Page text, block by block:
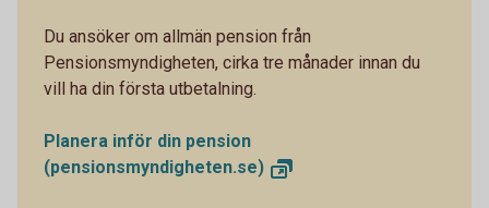
Du ansöker om allmän pension från
Pensionsmyndigheten, cirka tre månader innan du
vill ha din första utbetalning.
Planera inför din pension
(pensionsmyndigheten.se)